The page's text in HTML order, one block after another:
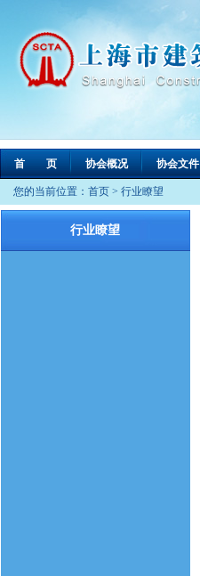
首 页 协会概况 协会文件
您的当前位置： 首页 > 行业瞭望
行业瞭望